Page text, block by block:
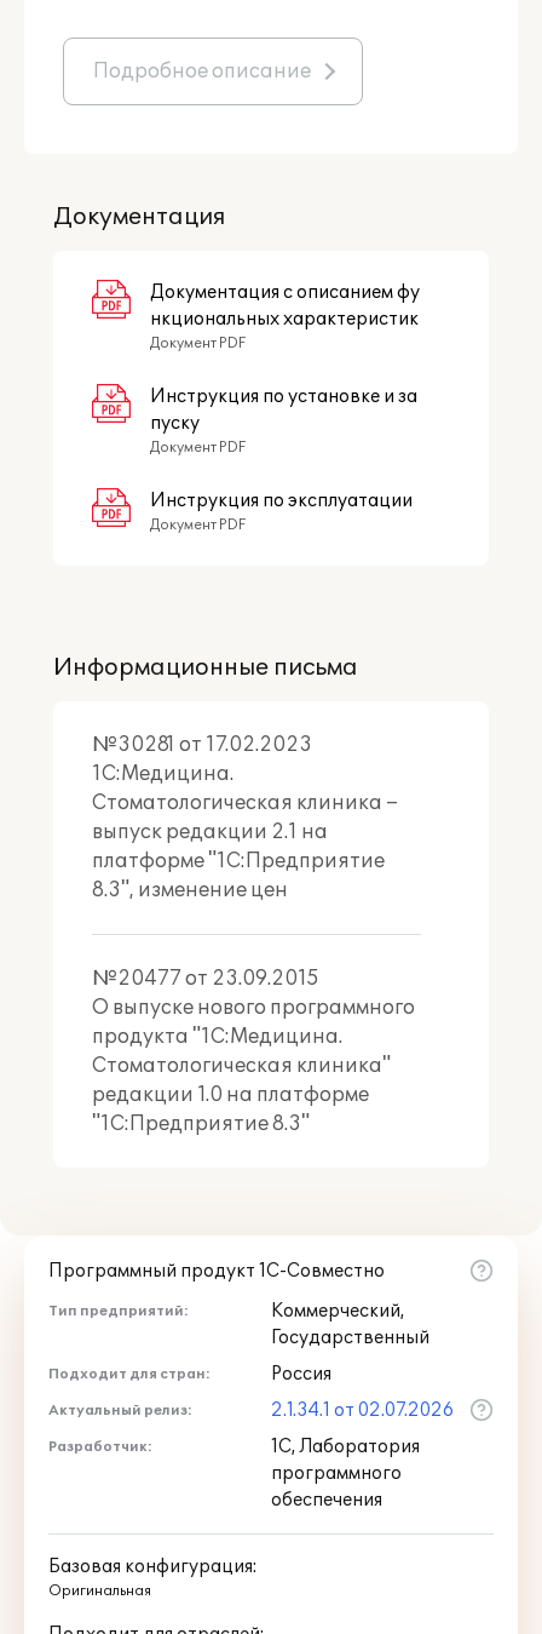
Подробное описание
Документация
Документация с описанием фу
нкциональных характеристик
Документ PDF
Инструкция по установке и за
пуску
Документ PDF
Инструкция по эксплуатации
Документ PDF
Информационные письма
№30281 от 17.02.2023
1С:Медицина.
Стоматологическая клиника –
выпуск редакции 2.1 на
платформе "1С:Предприятие
8.3", изменение цен
№20477 от 23.09.2015
О выпуске нового программного
продукта "1С:Медицина.
Стоматологическая клиника"
редакции 1.0 на платформе
"1С:Предприятие 8.3"
Программный продукт 1С-Совместно
Тип предприятий:
Коммерческий,
Государственный
Подходит для стран: Россия
Актуальный релиз: 2.1.34.1 от 02.07.2026
Разработчик:
1С, Лаборатория
программного
обеспечения
Базовая конфигурация:
Оригинальная